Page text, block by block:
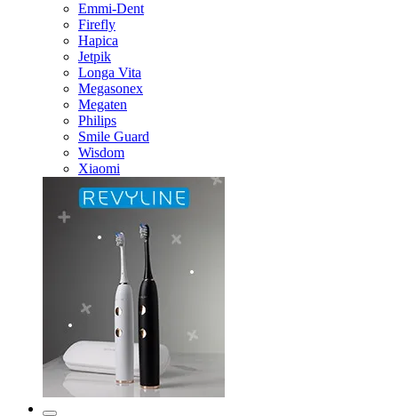
Emmi-Dent
Firefly
Hapica
Jetpik
Longa Vita
Megasonex
Megaten
Philips
Smile Guard
Wisdom
Xiaomi